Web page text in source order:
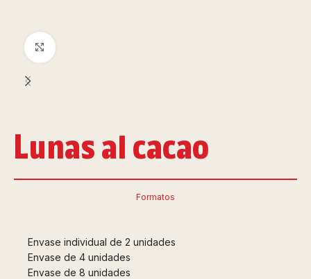
Clic para ampliar
Lunas al cacao
Formatos
Envase individual de 2 unidades
Envase de 4 unidades
Envase de 8 unidades